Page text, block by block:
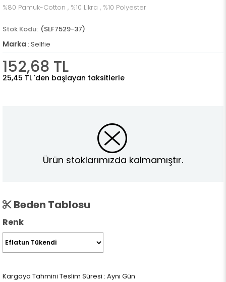
%80 Pamuk-Cotton , %10 Likra , %10 Polyester
(SLF7529-37)
Marka : Sellfie
152,68 TL
25,45 TL 'den başlayan taksitlerle
Ürün stoklarımızda kalmamıştır.
Beden Tablosu
Renk
Kargoya Tahmini Teslim Süresi : Aynı Gün